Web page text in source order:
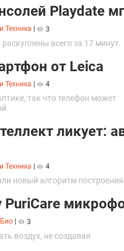
Playdate
Техника 3
всего за 17 минут.
от Leica
Техника 4
так что телефон может
ликует:
Техника 4
новый алгоритм
PuriCare
3
воздух, не создавая